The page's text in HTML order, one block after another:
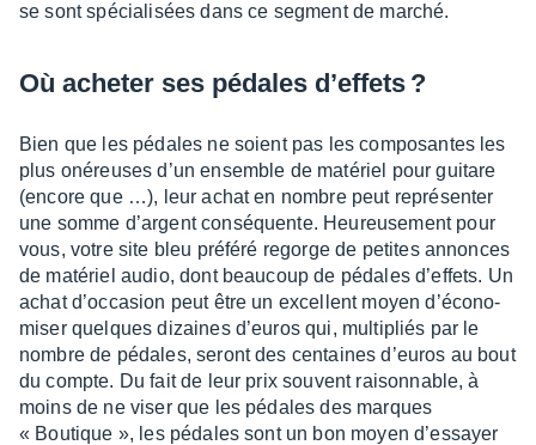
se sont spécia­li­sées dans ce segment de marché.
Où ache­ter ses pédales d’ef­fets ?
Bien que les pédales ne soient pas les compo­santes les
plus onéreuses d’un ensemble de maté­riel pour guitare
(encore que …), leur achat en nombre peut repré­sen­ter
une somme d’ar­gent consé­quente. Heureu­se­ment pour
vous, votre site bleu préféré regorge de petites annonces
de maté­riel audio, dont beau­coup de pédales d’ef­fets. Un
achat d’oc­ca­sion peut être un excellent moyen d’éco­no­
mi­ser quelques dizaines d’eu­ros qui, multi­pliés par le
nombre de pédales, seront des centaines d’eu­ros au bout
du compte. Du fait de leur prix souvent raison­nable, à
moins de ne viser que les pédales des marques
« Boutique », les pédales sont un bon moyen d’es­sayer